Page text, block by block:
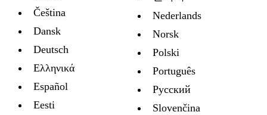
Čeština
Dansk
Deutsch
Ελληνικά
Español
Eesti
Nederlands
Norsk
Polski
Português
Русский
Slovenčina